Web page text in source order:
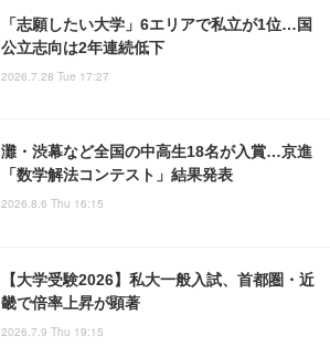
「志願したい大学」6エリアで私立が1位…国
公立志向は2年連続低下
2026.7.28 Tue 17:27
灘・渋幕など全国の中高生18名が入賞…京進
「数学解法コンテスト」結果発表
2026.8.6 Thu 16:15
【大学受験2026】私大一般入試、首都圏・近
畿で倍率上昇が顕著
2026.7.9 Thu 19:15